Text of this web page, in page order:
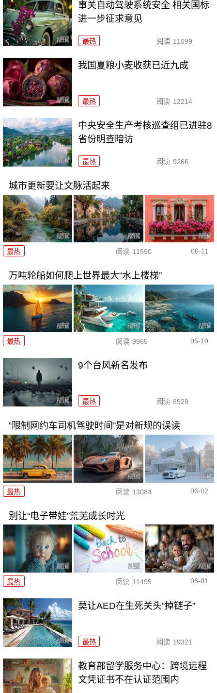
事关自动驾驶系统安全 相关国标
进一步征求意见
最热 阅读 11099
我国夏粮小麦收获已近九成
最热 阅读 12214
中央安全生产考核巡查组已进驻8
省份明查暗访
最热 阅读 9266
城市更新要让文脉活起来
最热 阅读 11590 06-11
万吨轮船如何爬上世界最大“水上楼梯”
最热 阅读 9965 06-10
9个台风新名发布
最热 阅读 8929
“限制网约车司机驾驶时间”是对新规的误读
最热 阅读 13084 06-02
别让“电子带娃”荒芜成长时光
最热 阅读 11495 06-01
莫让AED在生死关头“掉链子”
最热 阅读 19321
教育部留学服务中心：跨境远程
文凭证书不在认证范围内